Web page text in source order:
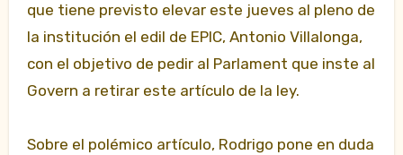
que tiene previsto elevar este jueves al pleno de
la institución el edil de EPIC, Antonio Villalonga,
con el objetivo de pedir al Parlament que inste al
Govern a retirar este artículo de la ley.
Sobre el polémico artículo, Rodrigo pone en duda